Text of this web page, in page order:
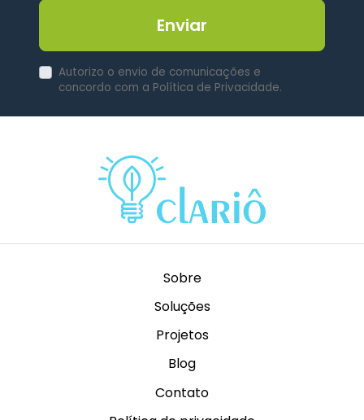
Enviar
Autorizo o envio de comunicações e
concordo com a Política de Privacidade.
Sobre
Soluções
Projetos
Blog
Contato